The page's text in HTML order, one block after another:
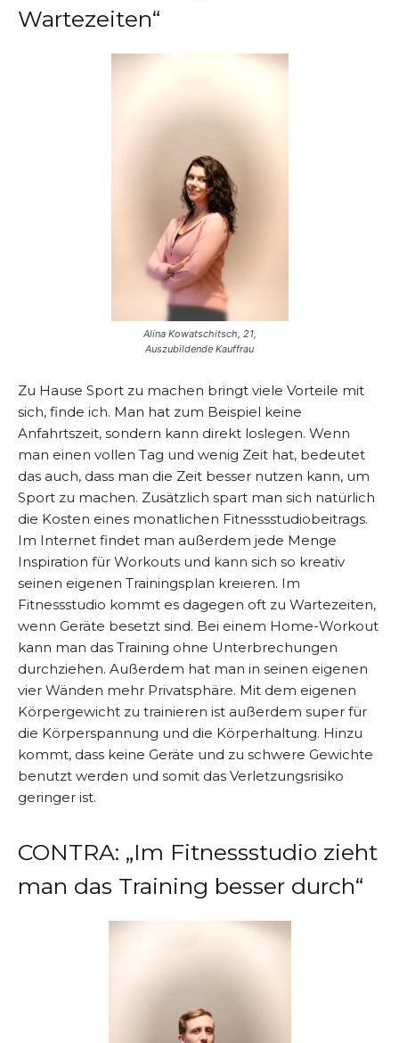
Wartezeiten“
Alina Kowatschitsch, 21,
Auszubildende Kauffrau
Zu Hause Sport zu machen bringt viele Vorteile mit
sich, finde ich. Man hat zum Beispiel keine
Anfahrtszeit, sondern kann direkt loslegen. Wenn
man einen vollen Tag und wenig Zeit hat, bedeutet
das auch, dass man die Zeit besser nutzen kann, um
Sport zu machen. Zusätzlich spart man sich natürlich
die Kosten eines monatlichen Fitnessstudiobeitrags.
Im Internet findet man außerdem jede Menge
Inspiration für Workouts und kann sich so kreativ
seinen eigenen Trainingsplan kreieren. Im
Fitnessstudio kommt es dagegen oft zu Wartezeiten,
wenn Geräte besetzt sind. Bei einem Home-Workout
kann man das Training ohne Unterbrechungen
durchziehen. Außerdem hat man in seinen eigenen
vier Wänden mehr Privatsphäre. Mit dem eigenen
Körpergewicht zu trainieren ist außerdem super für
die Körperspannung und die Körperhaltung. Hinzu
kommt, dass keine Geräte und zu schwere Gewichte
benutzt werden und somit das Verletzungsrisiko
geringer ist.
CONTRA: „Im Fitnessstudio zieht
man das Training besser durch“